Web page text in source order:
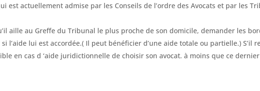
est actuellement admise par les Conseils de l’ordre des Avocats et par les
aille au Greffe du Tribunal le plus proche de son domicile, demander les
lui est accordée.( Il peut bénéficier d’une aide totale ou partielle.) S’il
en cas d ‘aide juridictionnelle de choisir son avocat. à moins que ce